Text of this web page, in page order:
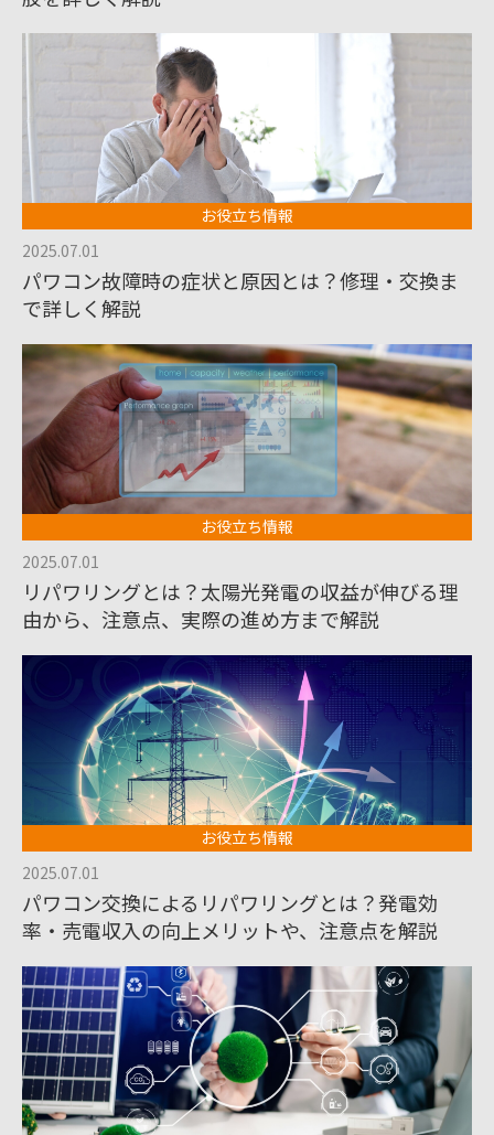
お役立ち情報
2025.07.01
パワコン故障時の症状と原因とは？修理・交換ま
で詳しく解説
お役立ち情報
2025.07.01
リパワリングとは？太陽光発電の収益が伸びる理
由から、注意点、実際の進め方まで解説
お役立ち情報
2025.07.01
パワコン交換によるリパワリングとは？発電効
率・売電収入の向上メリットや、注意点を解説